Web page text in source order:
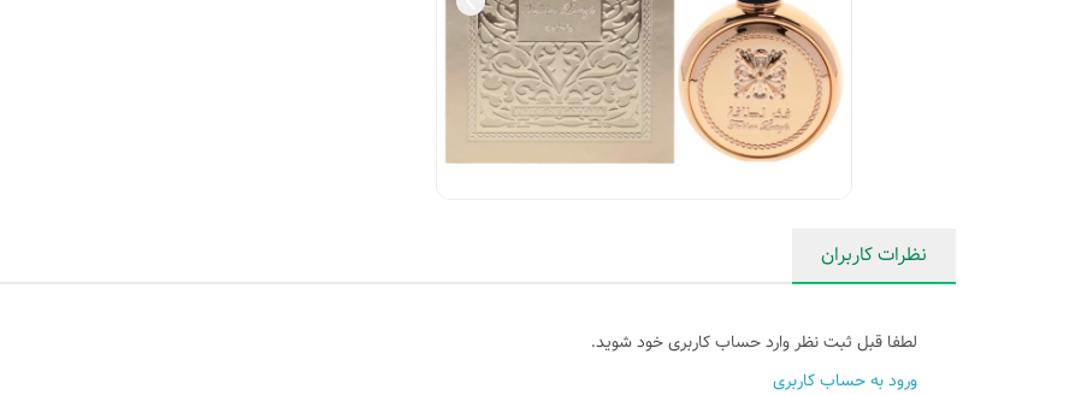
نظرات کاربران
لطفا قبل ثبت نظر وارد حساب کاربری خود شوید.
ورود به حساب کاربری